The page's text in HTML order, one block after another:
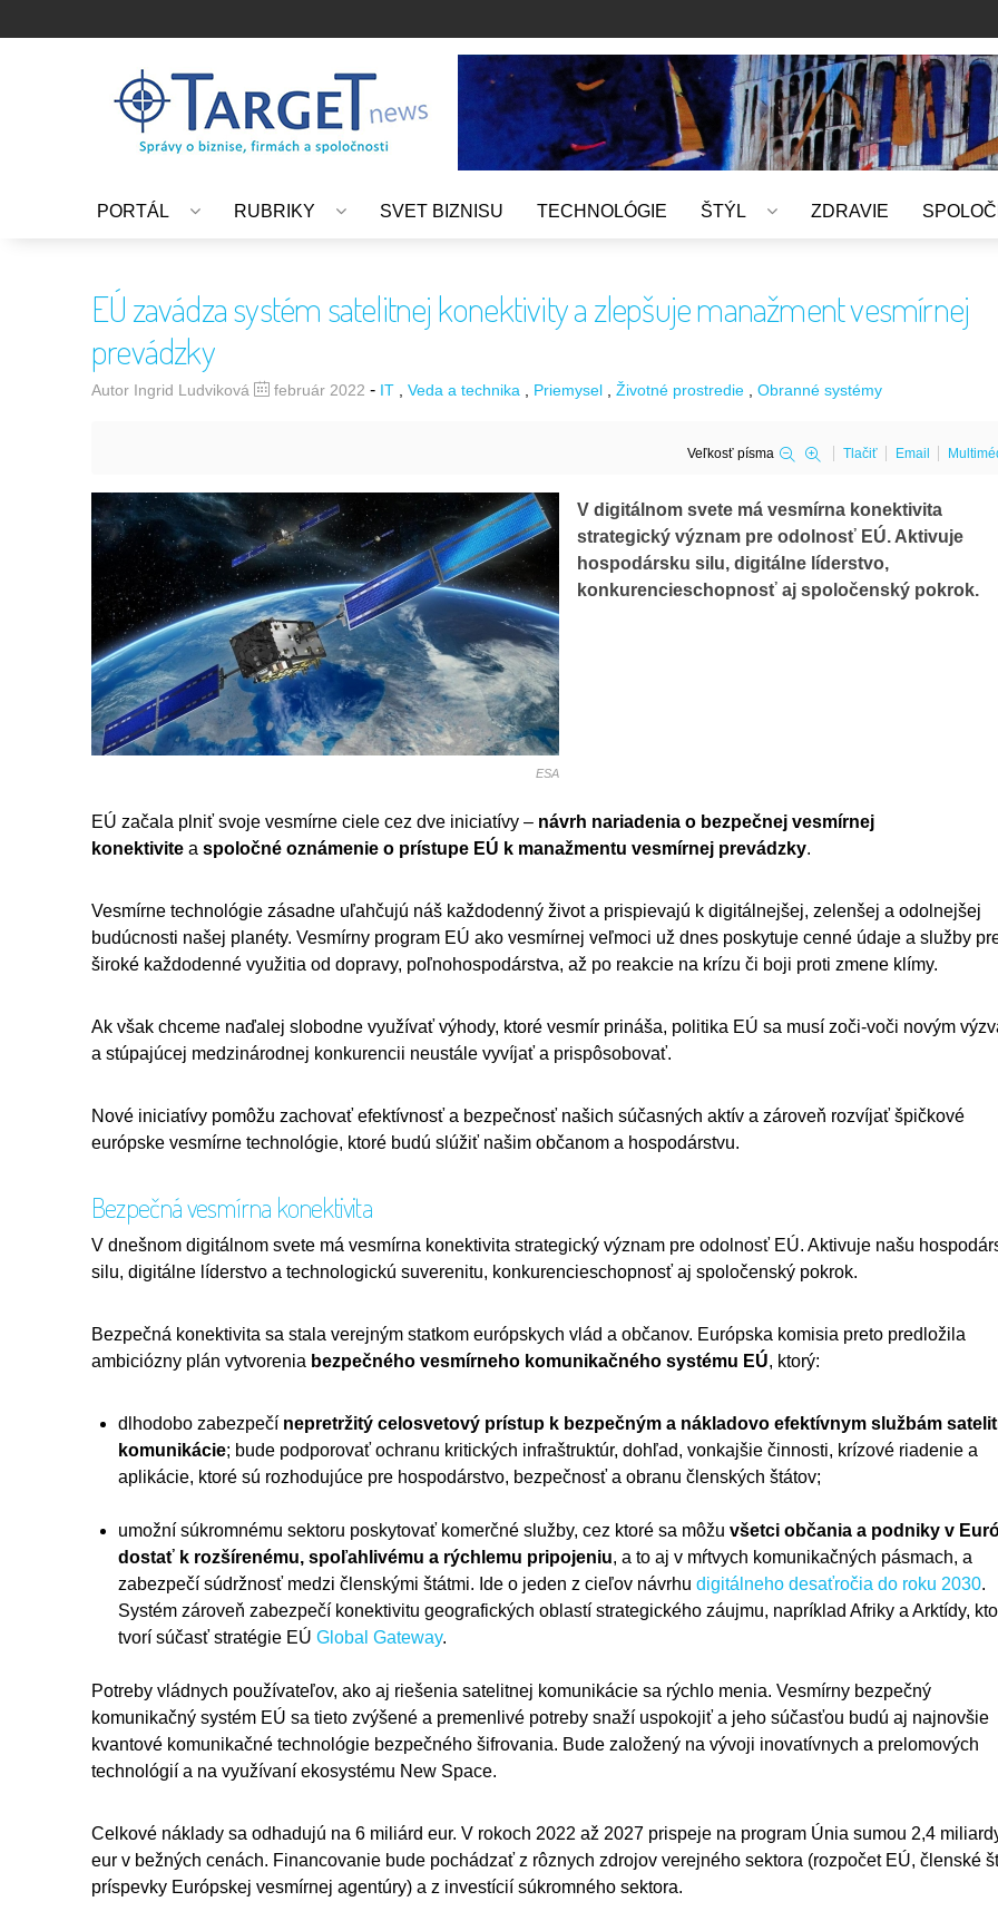
PORTÁL RUBRIKY SVET BIZNISU TECHNOLÓGIE ŠTÝL ZDRAVIE
EÚ zavádza systém satelitnej konektivity a zlepšuje manažment vesmírnej
prevádzky
Autor Ingrid Ludviková február 2022 - IT Veda a technika Priemysel Životné prostredie Obranné systémy
Veľkosť písma Tlačiť Email
ESA
V digitálnom svete má vesmírna konektivita
strategický význam pre odolnosť EÚ. Aktivuje
hospodársku silu, digitálne líderstvo,
konkurencieschopnosť aj spoločenský pokrok.
EÚ začala plniť svoje vesmírne ciele cez dve iniciatívy – návrh nariadenia o bezpečnej vesmírnej
konektivite a spoločné oznámenie o prístupe EÚ k manažmentu vesmírnej prevádzky.
Vesmírne technológie zásadne uľahčujú náš každodenný život a prispievajú k digitálnejšej, zelenšej a odolnejšej
budúcnosti našej planéty. Vesmírny program EÚ ako vesmírnej veľmoci už dnes poskytuje cenné údaje a služby
široké každodenné využitia od dopravy, poľnohospodárstva, až po reakcie na krízu či boji proti zmene klímy.
Ak však chceme naďalej slobodne využívať výhody, ktoré vesmír prináša, politika EÚ sa musí zoči-voči novým
a stúpajúcej medzinárodnej konkurencii neustále vyvíjať a prispôsobovať.
Nové iniciatívy pomôžu zachovať efektívnosť a bezpečnosť našich súčasných aktív a zároveň rozvíjať špičkové
európske vesmírne technológie, ktoré budú slúžiť našim občanom a hospodárstvu.
Bezpečná vesmírna konektivita
V dnešnom digitálnom svete má vesmírna konektivita strategický význam pre odolnosť EÚ. Aktivuje našu
silu, digitálne líderstvo a technologickú suverenitu, konkurencieschopnosť aj spoločenský pokrok.
Bezpečná konektivita sa stala verejným statkom európskych vlád a občanov. Európska komisia preto predložila
ambiciózny plán vytvorenia bezpečného vesmírneho komunikačného systému EÚ, ktorý:
dlhodobo zabezpečí nepretržitý celosvetový prístup k bezpečným a nákladovo efektívnym službám
komunikácie; bude podporovať ochranu kritických infraštruktúr, dohľad, vonkajšie činnosti, krízové riadenie a
aplikácie, ktoré sú rozhodujúce pre hospodárstvo, bezpečnosť a obranu členských štátov;
umožní súkromnému sektoru poskytovať komerčné služby, cez ktoré sa môžu všetci občania a podniky v
dostať k rozšírenému, spoľahlivému a rýchlemu pripojeniu, a to aj v mŕtvych komunikačných pásmach, a
zabezpečí súdržnosť medzi členskými štátmi. Ide o jeden z cieľov návrhu digitálneho desaťročia do roku 2030.
Systém zároveň zabezpečí konektivitu geografických oblastí strategického záujmu, napríklad Afriky a Arktídy,
tvorí súčasť stratégie EÚ Global Gateway.
Potreby vládnych používateľov, ako aj riešenia satelitnej komunikácie sa rýchlo menia. Vesmírny bezpečný
komunikačný systém EÚ sa tieto zvýšené a premenlivé potreby snaží uspokojiť a jeho súčasťou budú aj najnovšie
kvantové komunikačné technológie bezpečného šifrovania. Bude založený na vývoji inovatívnych a prelomových
technológií a na využívaní ekosystému New Space.
Celkové náklady sa odhadujú na 6 miliárd eur. V rokoch 2022 až 2027 prispeje na program Únia sumou 2,4
eur v bežných cenách. Financovanie bude pochádzať z rôznych zdrojov verejného sektora (rozpočet EÚ, členské
príspevky Európskej vesmírnej agentúry) a z investícií súkromného sektora.